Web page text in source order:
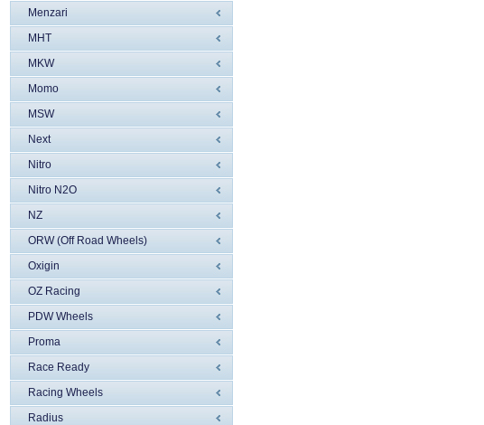
Menzari
MHT
MKW
Momo
MSW
Next
Nitro
Nitro N2O
NZ
ORW (Off Road Wheels)
Oxigin
OZ Racing
PDW Wheels
Proma
Race Ready
Racing Wheels
Radius